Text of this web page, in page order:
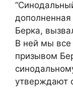
Берка,
В ней мы
призывом
утверждают